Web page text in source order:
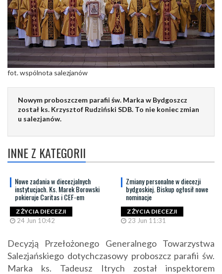
fot. wspólnota salezjanów
Nowym proboszczem parafii św. Marka w Bydgoszcz
został ks. Krzysztof Rudziński SDB. To nie koniec zmian
u salezjanów.
INNE Z KATEGORII
Nowe zadania w diecezjalnych
instytucjach. Ks. Marek Borowski
pokieruje Caritas i CEF-em
Z ŻYCIA DIECEZJI
24 Jun 10:42
Zmiany personalne w diecezji
bydgoskiej. Biskup ogłosił nowe
nominacje
Z ŻYCIA DIECEZJI
23 Jun 11:31
Decyzją Przełożonego Generalnego Towarzystwa
Salezjańskiego dotychczasowy proboszcz parafii św.
Marka ks. Tadeusz Itrych został inspektorem